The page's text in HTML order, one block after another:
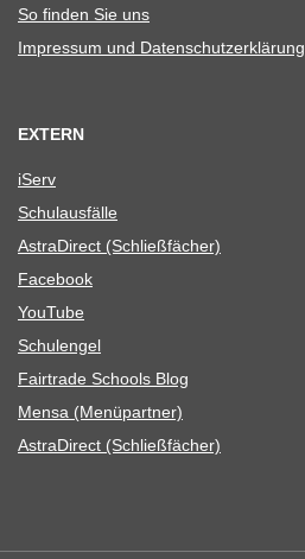
So fin­den Sie uns
Impres­sum und Datenschutzerklärung
EXTERN
iServ
Schul­aus­fälle
Astra­Di­rect (Schließ­fä­cher)
Face­book
You­Tube
Schul­en­gel
Fair­trade Schools Blog
Mensa (Menü­part­ner)
Astra­Di­rect (Schließ­fä­cher)